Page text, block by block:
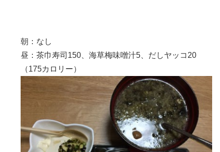
朝：なし
昼：茶巾寿司150、海草梅味噌汁5、だしヤッコ20
（175カロリー）